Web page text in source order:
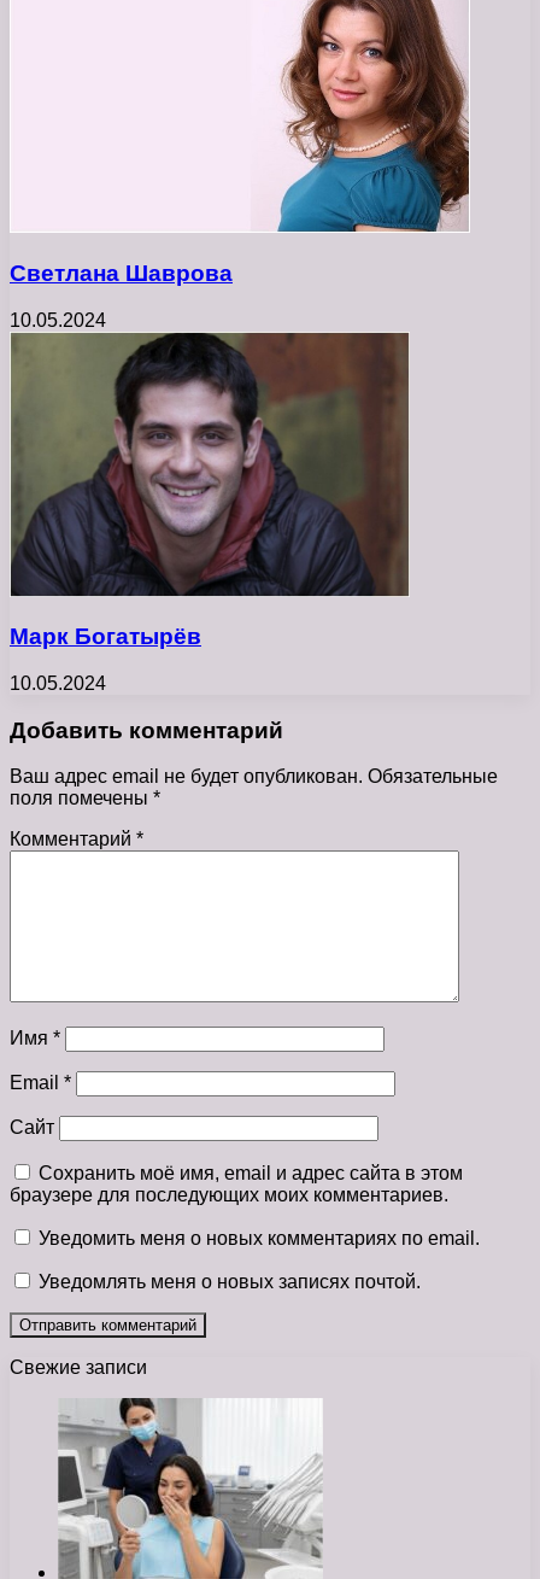
Светлана Шаврова
10.05.2024
Марк Богатырёв
10.05.2024
Добавить комментарий
Ваш адрес email не будет опубликован. Обязательные
поля помечены *
Комментарий *
Имя *
Email *
Сайт
Сохранить моё имя, email и адрес сайта в этом
браузере для последующих моих комментариев.
Уведомить меня о новых комментариях по email.
Уведомлять меня о новых записях почтой.
Свежие записи